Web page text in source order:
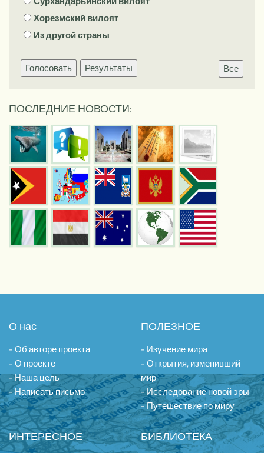
Хорезмский вилоят
Из другой страны
Голосовать Результаты Все
ПОСЛЕДНИЕ НОВОСТИ:
О нас
- Об авторе проекта
- О проекте
- Наша цель
- Написать письмо
ПОЛЕЗНОЕ
- Изучение мира
- Открытия, изменивший
мир
- Исследование новой эры
- Путешествие по миру
ИНТЕРЕСНОЕ БИБЛИОТЕКА